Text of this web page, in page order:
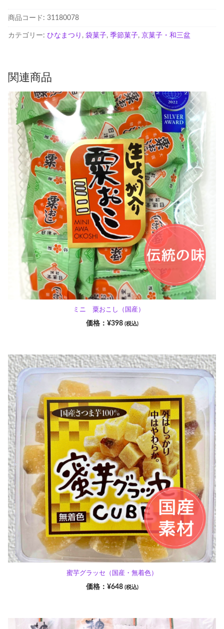
商品コード: 31180078
カテゴリー: ひなまつり , 袋菓子, 季節菓子, 京菓子・和三盆
関連商品
ミニ 粟おこし（国産）
¥398 (税込)
蜜芋グラッセ（国産・無着色）
¥648 (税込)